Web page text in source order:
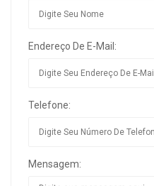
Endereço De E-Mail:
Telefone:
Mensagem: